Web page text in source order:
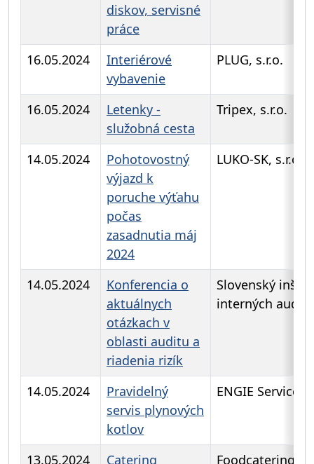
diskov, servisné
práce
16.05.2024
Interiérové
vybavenie
PLUG, s.r.o.
16.05.2024
Letenky -
služobná cesta
Tripex, s.r.o.
14.05.2024
Pohotovostný
výjazd k
poruche výťahu
počas
zasadnutia máj
2024
LUKO-SK, s.r.o.
14.05.2024
Konferencia o
aktuálnych
otázkach v
oblasti auditu a
riadenia rizík
Slovenský
interných
14.05.2024
Pravidelný
servis plynových
kotlov
ENGIE Services
13.05.2024 Catering Foodcatering,